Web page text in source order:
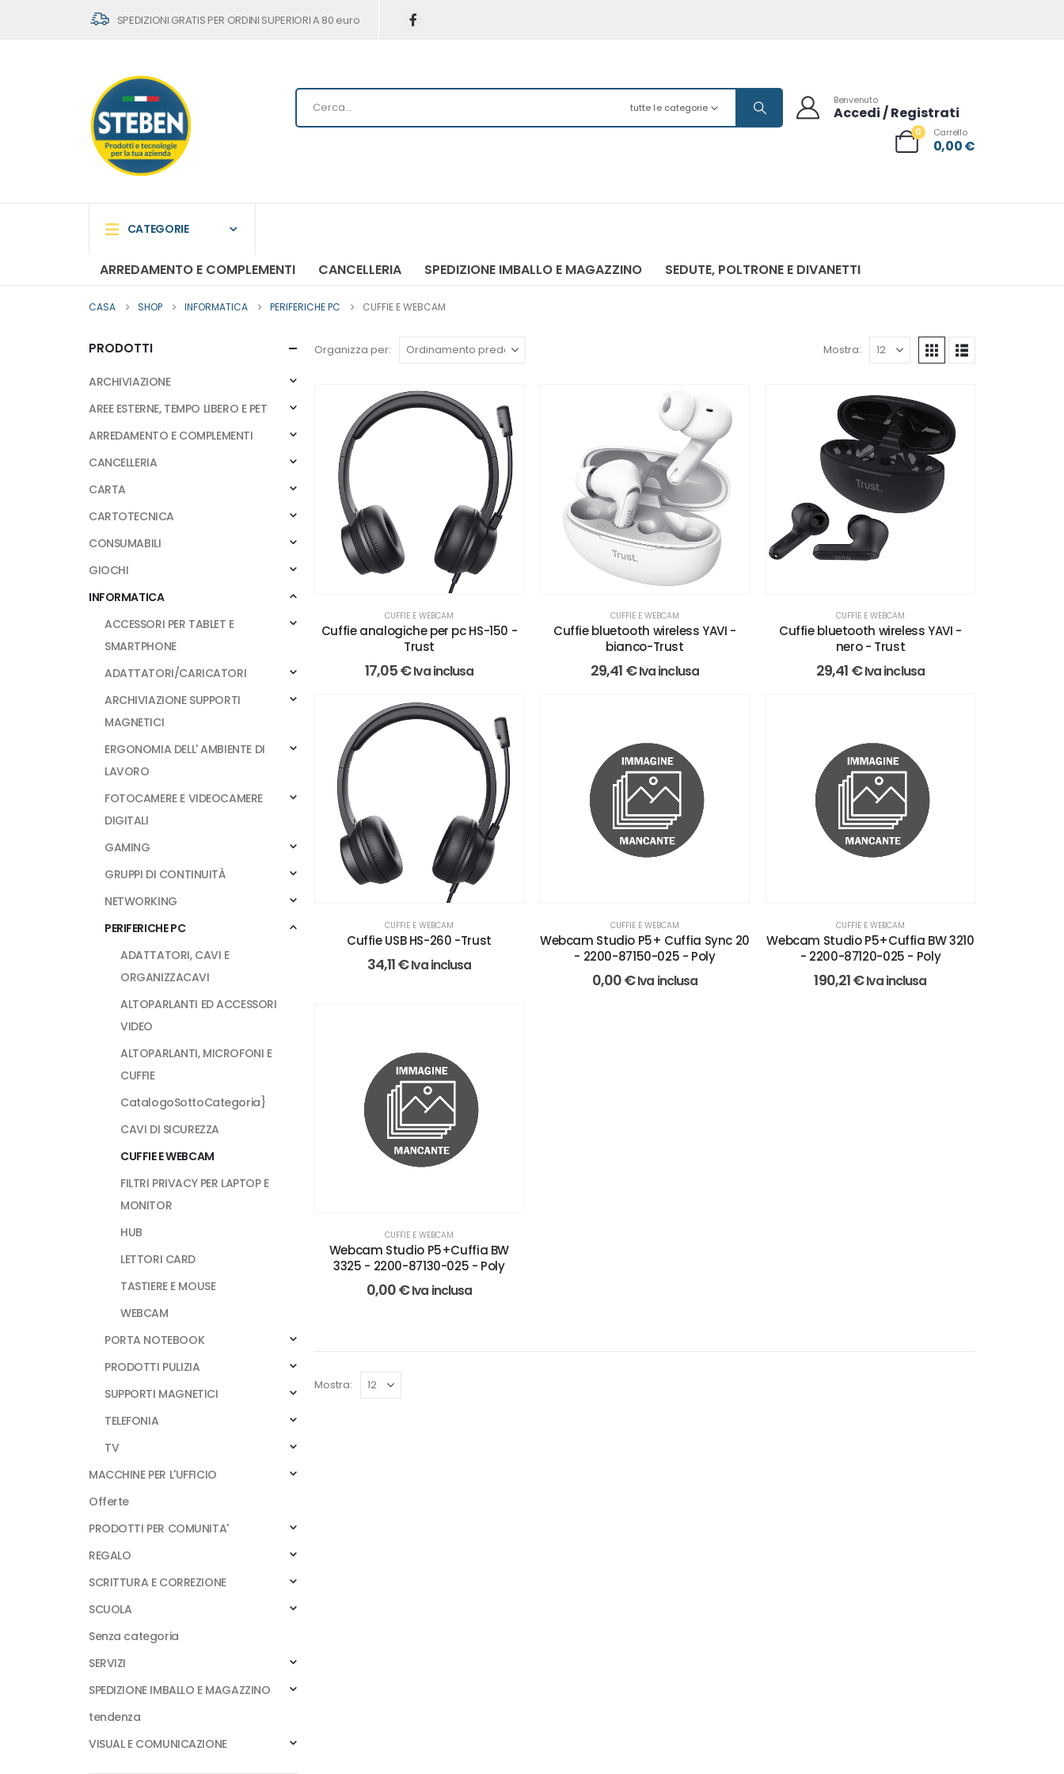
SPEDIZIONI GRATIS PER ORDINI SUPERIORI A 80 euro
tutte le categorie
Benvenuto
Accedi / Registrati
0 Carrello
0,00€
CATEGORIE
ARREDAMENTO E COMPLEMENTI CANCELLERIA SPEDIZIONE IMBALLO E MAGAZZINO SEDUTE, POLTRONE E DIVANETTI
CASA SHOP INFORMATICA PERIFERICHE PC CUFFIE E WEBCAM
Organizza per: Mostra:
CUFFIE E WEBCAM
Cuffie analogiche per pc HS-150 -
Trust
17,05€Iva inclusa
CUFFIE E WEBCAM
Cuffie bluetooth wireless YAVI -
bianco-Trust
29,41 €Iva inclusa
CUFFIE E WEBCAM
Cuffie bluetooth wireless YAVI -
nero - Trust
29,41 €Iva inclusa
CUFFIE E WEBCAM
Cuffie USB HS-260 -Trust
34,11€Iva inclusa
CUFFIE E WEBCAM
Webcam Studio P5+ Cuffia Sync 20
- 2200-87150-025 - Poly
0,00€Iva inclusa
CUFFIE E WEBCAM
Webcam Studio P5+Cuffia BW 3210
- 2200-87120-025 - Poly
190,21€Iva inclusa
CUFFIE E WEBCAM
Webcam Studio P5+Cuffia BW
3325 - 2200-87130-025 - Poly
0,00€Iva inclusa
Mostra:
PRODOTTI
ARCHIVIAZIONE
AREE ESTERNE, TEMPO LIBERO E PET
ARREDAMENTO E COMPLEMENTI
CANCELLERIA
CARTA
CARTOTECNICA
CONSUMABILI
GIOCHI
INFORMATICA
ACCESSORI PER TABLET E
SMARTPHONE
ADATTATORI/CARICATORI
ARCHIVIAZIONE SUPPORTI
MAGNETICI
ERGONOMIA DELL' AMBIENTE DI
LAVORO
FOTOCAMERE E VIDEOCAMERE
DIGITALI
GAMING
GRUPPI DI CONTINUITÀ
NETWORKING
PERIFERICHE PC
ADATTATORI, CAVI E
ORGANIZZACAVI
ALTOPARLANTI ED ACCESSORI
VIDEO
ALTOPARLANTI, MICROFONI E
CUFFIE
CatalogoSottoCategoria}
CAVI DI SICUREZZA
CUFFIE E WEBCAM
FILTRI PRIVACY PER LAPTOP E
MONITOR
HUB
LETTORI CARD
TASTIERE E MOUSE
WEBCAM
PORTA NOTEBOOK
PRODOTTI PULIZIA
SUPPORTI MAGNETICI
TELEFONIA
TV
MACCHINE PER L'UFFICIO
Offerte
PRODOTTI PER COMUNITA'
REGALO
SCRITTURA E CORREZIONE
SCUOLA
Senza categoria
SERVIZI
SPEDIZIONE IMBALLO E MAGAZZINO
tendenza
VISUAL E COMUNICAZIONE